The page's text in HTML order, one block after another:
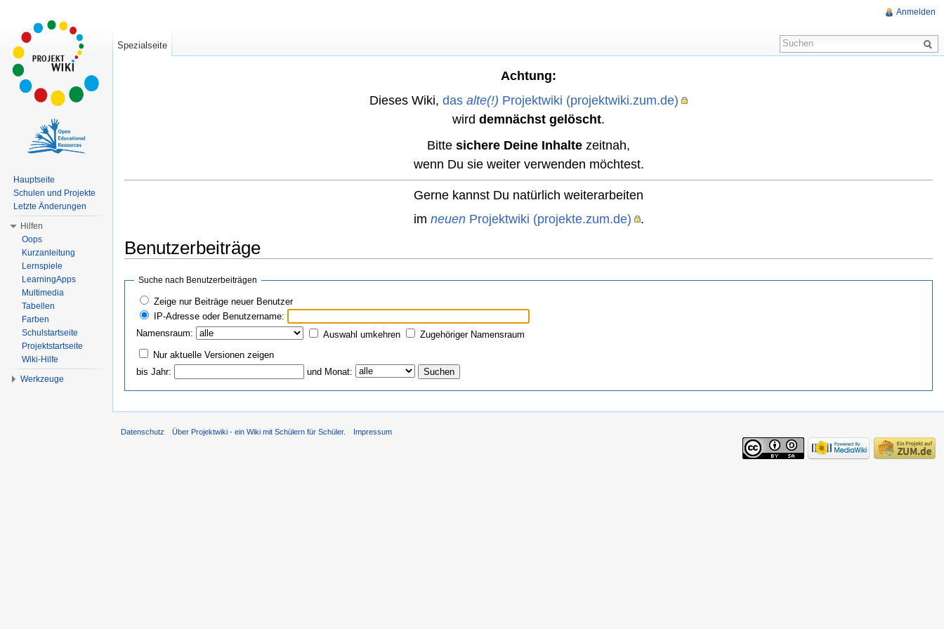
Achtung:
Dieses Wiki, das alte(!) Projektwiki (projektwiki.zum.de)
wird demnächst gelöscht.
Bitte sichere Deine Inhalte zeitnah,
wenn Du sie weiter verwenden möchtest.
Gerne kannst Du natürlich weiterarbeiten
im neuenProjektwiki (projekte.zum.de) .
Benutzerbeiträge
Suche nach Benutzerbeiträgen
Zeige nur Beiträge neuer Benutzer
IP-Adresse oder Benutzername:
Namensraum:
Auswahl umkehren
Zugehöriger Namensraum
Nur aktuelle Versionen zeigen
bis Jahr:
und Monat:
Anmelden
Spezialseite
Hauptseite
Schulen und Projekte
Letzte Änderungen
Hilfen
Oops
Kurzanleitung
Lernspiele
LearningApps
Multimedia
Tabellen
Farben
Schulstartseite
Projektstartseite
Wiki-Hilfe
Werkzeuge
Datenschutz Über Projektwiki - ein Wiki mit Schülern für Schüler. Impressum